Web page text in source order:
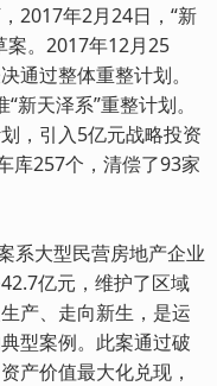
2017年2月24日，“新
案。2017年12月25
通过整体重整计划。
天泽系”重整计划。
，引入5亿元战略投资
库257个，清偿了93家
大型民营房地产企业
亿元，维护了区域
产、走向新生，是运
型案例。此案通过破
产价值最大化兑现，